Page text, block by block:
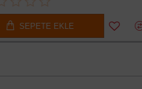
SEPETE EKLE